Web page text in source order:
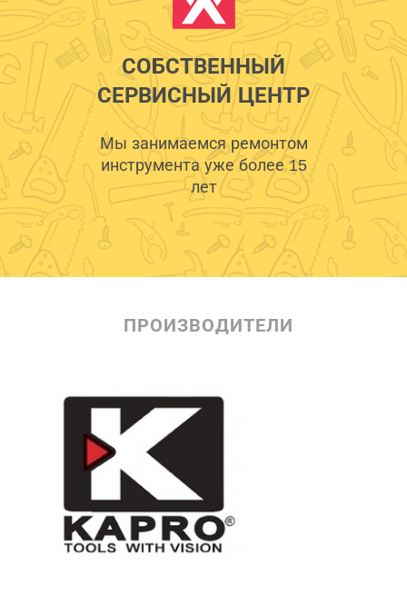
СОБСТВЕННЫЙ
СЕРВИСНЫЙ ЦЕНТР
Мы занимаемся ремонтом
инструмента уже более 15
лет
ПРОИЗВОДИТЕЛИ